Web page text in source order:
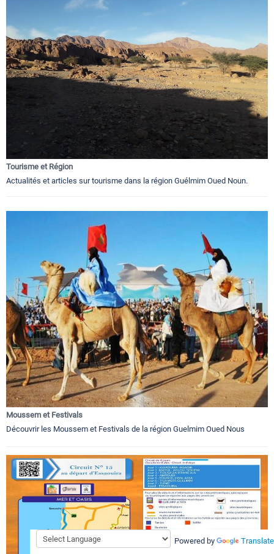
Tourisme et Région
Actualités et articles sur tourisme dans la région Guélmim Oued Noun.
Moussem et Festivals
Découvrir les Moussem et Festivals de la région Guelmim Oued Nous
Powered by Translate